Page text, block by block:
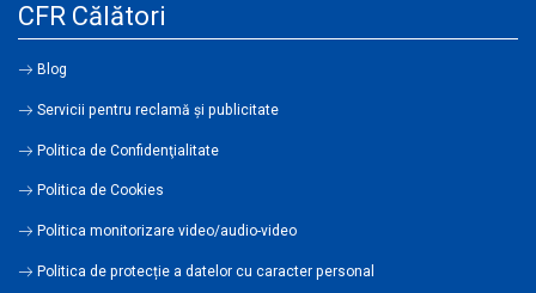
CFR Călători
Blog
Servicii pentru reclamă și publicitate
Politica de Confidenţialitate
Politica de Cookies
Politica monitorizare video/audio-video
Politica de protecție a datelor cu caracter personal